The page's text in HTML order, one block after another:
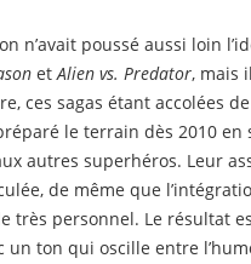
n’avait poussé aussi loin
etAlien vs. Predator, mais
ces sagas étant accolées
le terrain dès 2010
autres superhéros. Leur
de même que
très personnel. Le résultat
un ton qui oscille entre